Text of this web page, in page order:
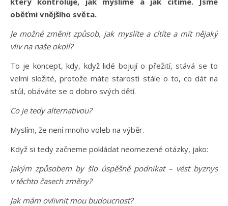
oběťmi vnějšího světa.
Je možné změnit způsob, jak myslíte a cítíte a mít nějaký
vliv na naše okolí?
To je koncept, kdy, když lidé bojují o přežití, stává se to
velmi složité, protože máte starosti stále o to, co dát na
stůl, obáváte se o dobro svých dětí.
Co je tedy alternativou?
Myslím, že není mnoho voleb na výběr.
Když si tedy začneme pokládat neomezené otázky, jako:
Jakým způsobem by šlo úspěšně podnikat – vést byznys
v těchto časech změny?
Jak mám ovlivnit mou budoucnost?